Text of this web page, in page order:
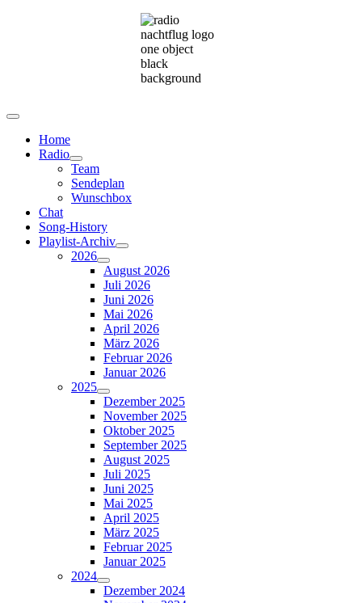
Home
Radio
Team
Sendeplan
Wunschbox
Chat
Song-History
Playlist-Archiv
2026
August 2026
Juli 2026
Juni 2026
Mai 2026
April 2026
März 2026
Februar 2026
Januar 2026
2025
Dezember 2025
November 2025
Oktober 2025
September 2025
August 2025
Juli 2025
Juni 2025
Mai 2025
April 2025
März 2025
Februar 2025
Januar 2025
2024
Dezember 2024